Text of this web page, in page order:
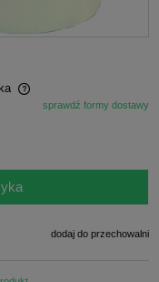
sprawdź formy dostawy
dodaj do przechowalni